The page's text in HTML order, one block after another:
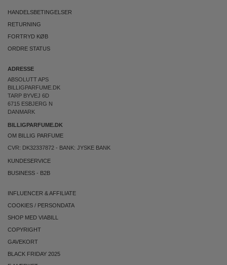
HANDELSBETINGELSER
RETURNING
FORTRYD KØB
ORDRE STATUS
ADRESSE
ABSOLUTT APS
BILLIGPARFUME.DK
TARP BYVEJ 6D
6715 ESBJERG N
DANMARK
BILLIGPARFUME.DK
OM BILLIG PARFUME
CVR: DK32337872 - BANK: JYSKE BANK
KUNDESERVICE
BUSINESS - B2B
INFLUENCER & AFFILIATE
COOKIES / PERSONDATA
SHOP MED VIABILL
COPYRIGHT
GAVEKORT
BLACK FRIDAY 2025